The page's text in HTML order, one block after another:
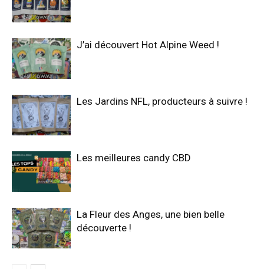
J’ai découvert Hot Alpine Weed !
Les Jardins NFL, producteurs à suivre !
Les meilleures candy CBD
La Fleur des Anges, une bien belle
découverte !